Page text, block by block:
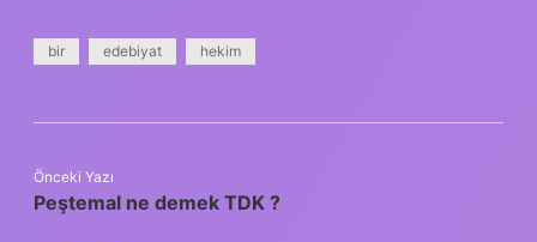
bir edebiyat hekim
Önceki Yazı
Peştemal ne demek TDK ?